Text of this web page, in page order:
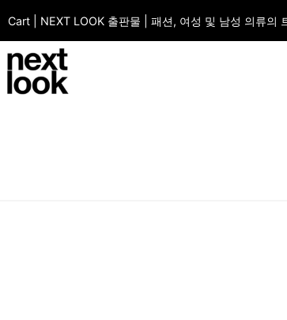
Cart | NEXT LOOK 출판물 | 패션, 여성 및 남성 의류의